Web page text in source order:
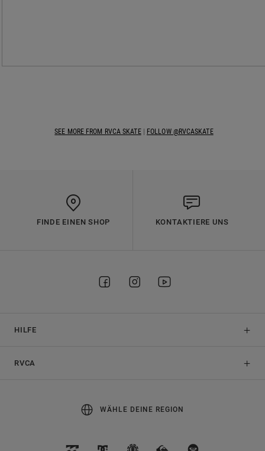
SEE MORE FROM RVCA SKATE| FOLLOW @RVCASKATE
FINDE EINEN SHOP KONTAKTIERE UNS
HILFE
RVCA
WÄHLE DEINE REGION